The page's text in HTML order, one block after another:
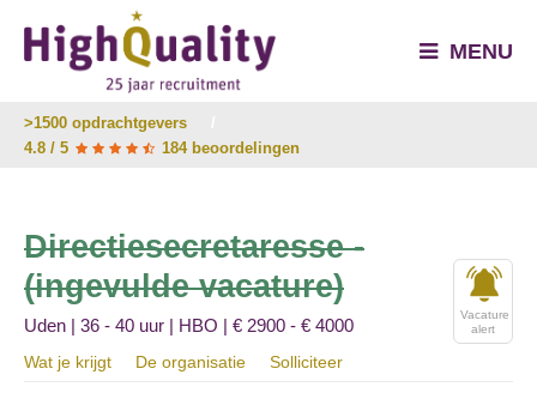
MENU
>1500 opdrachtgevers
4.8 / 5
184 beoordelingen
Directiesecretaresse -
(ingevulde vacature)
Vacature
alert
Uden | 36 - 40 uur | HBO | € 2900 - € 4000
Wat je krijgt De organisatie Solliciteer